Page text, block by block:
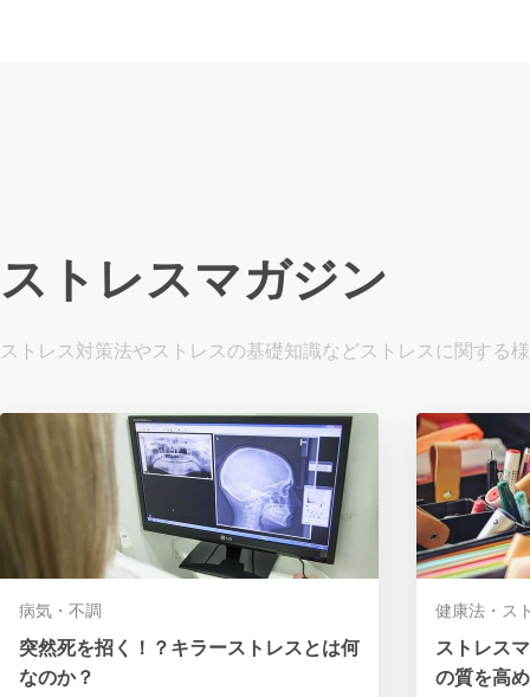
ストレスマガジン
ストレス対策法やストレスの基礎知識などストレスに関する
病気・不調
突然死を招く！？キラーストレスとは何
なのか？
健康法・ス
ストレス
の質を高